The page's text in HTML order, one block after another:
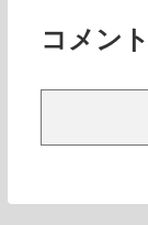
コメント